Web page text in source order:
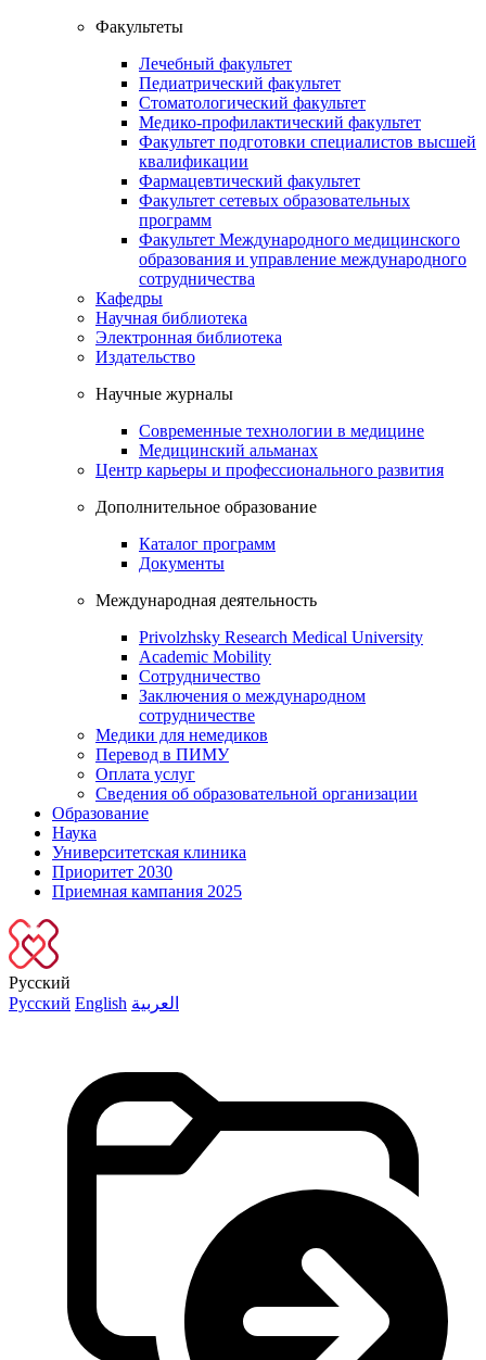
Факультеты
Лечебный факультет
Педиатрический факультет
Стоматологический факультет
Медико-профилактический факультет
Факультет подготовки специалистов высшей
квалификации
Фармацевтический факультет
Факультет сетевых образовательных
программ
Факультет Международного медицинского
образования и управление международного
сотрудничества
Кафедры
Научная библиотека
Электронная библиотека
Издательство
Научные журналы
Современные технологии в медицине
Медицинский альманах
Центр карьеры и профессионального развития
Дополнительное образование
Каталог программ
Документы
Международная деятельность
Privolzhsky Research Medical University
Academic Mobility
Сотрудничество
Заключения о международном
сотрудничестве
Медики для немедиков
Перевод в ПИМУ
Оплата услуг
Сведения об образовательной организации
Образование
Наука
Университетская клиника
Приоритет 2030
Приемная кампания 2025
Русский
Русский English العربية